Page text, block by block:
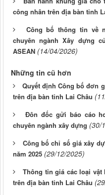
công nhân trên địa bàn tỉnh
Công bố thông tin về
chuyên ngành Xây dựng
ASEAN (14/04/2026)
Những tin cũ hơn
Quyết định Công bố đơn
trên địa bàn tỉnh Lai Châu
Đôn đốc gửi báo cáo
chuyên ngành xây dựng (30/
Công bố chỉ số giá xây
năm 2025 (29/12/2025)
Thông tin giá các loại vật
trên địa bàn tỉnh Lai Châu